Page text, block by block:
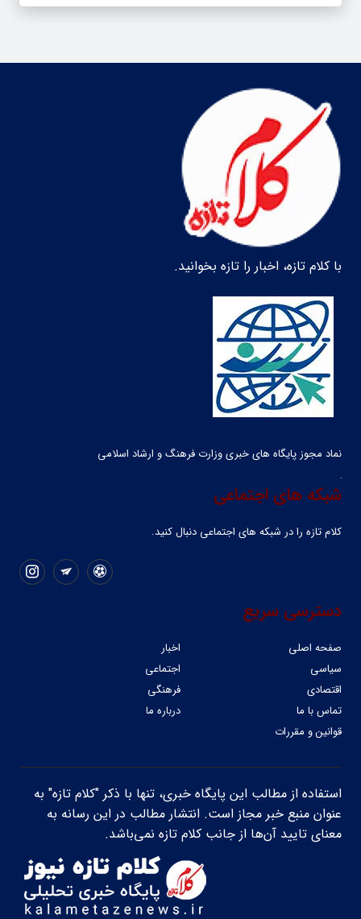
با کلام تازه، اخبار را تازه بخوانید.
نماد مجوز پایگاه های خبری وزارت فرهنگ و ارشاد اسلامی
شبکه های اجتماعی
کلام تازه را در شبکه ‌های اجتماعی دنبال کنید.
دسترسی سریع
صفحه اصلی
اخبار
سیاسی
اجتماعی
اقتصادی
فرهنگی
تماس با ما
درباره ما
قوانین و مقررات
استفاده از مطالب این پایگاه خبری، تنها با ذکر "کلام تازه" به
عنوان منبع خبر مجاز است. انتشار مطالب در این رسانه به
معنای تایید آن‌ها از جانب کلام تازه نمی‌باشد.